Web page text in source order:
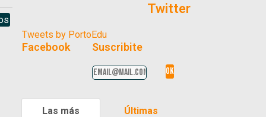
Twitter
Tweets by PortoEdu
Facebook Suscribite
Las más
Últimas